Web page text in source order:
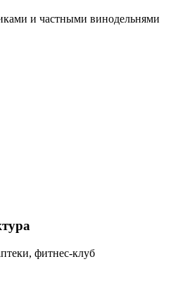
и частными винодельнями
фитнес-клуб